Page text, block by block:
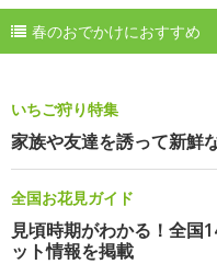
春のおでかけにおすすめ
いちご狩り特集
家族や友達を誘って新鮮
全国お花見ガイド
見頃時期がわかる！全国
ット情報を掲載